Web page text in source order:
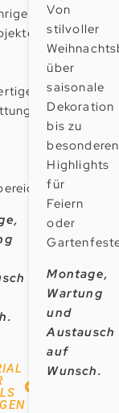
Von
stilvoller
über
saisonale
Dekoration
bis zu
besonderen
Highlights
für
Feiern
oder
Montage,
Wartung
und
Austausch
auf
Wunsch.